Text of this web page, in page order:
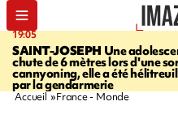
19:05
SAINT-JOSEPH Une
chute de 6 mètres lors d'une
cannyoning, elle a été
par la gendarmerie
Accueil France - Monde